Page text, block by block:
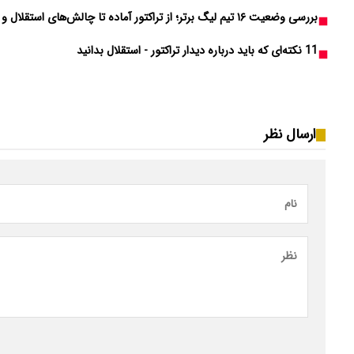
بررسی وضعیت ۱۶ تیم لیگ برتر؛ از تراکتور آماده تا چالش‌های استقلال و پرسپولیس
11 نکته‌ای که باید درباره دیدار تراکتور - استقلال بدانید
ارسال نظر